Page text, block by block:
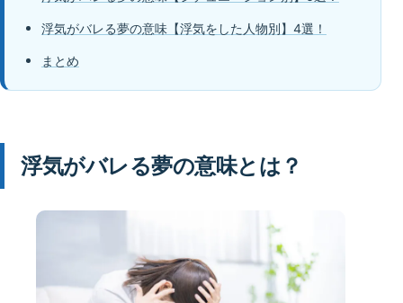
浮気がバレる夢の意味【浮気をした人物別】4選！
まとめ
浮気がバレる夢の意味とは？